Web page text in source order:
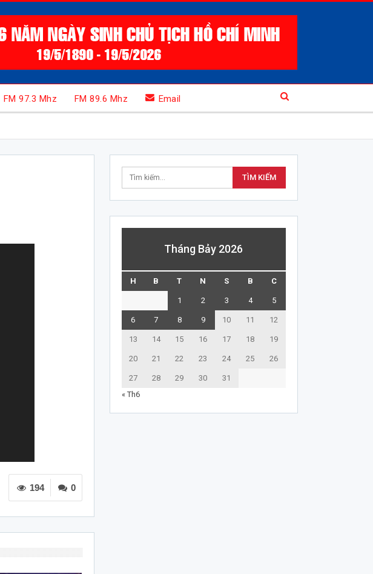
FM 97.3 Mhz FM 89.6 Mhz Email
0
194
Tháng Bảy 2026
H B T N S B C
1 2 3 4 5
6 7 8 9 10 11 12
13 14 15 16 17 18 19
20 21 22 23 24 25 26
27 28 29 30
31
« Th6